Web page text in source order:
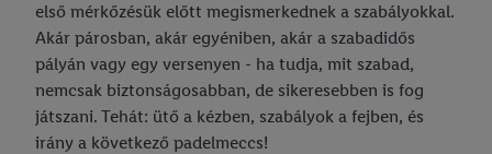
első mérkőzésük előtt megismerkednek a szabályokkal.
Akár párosban, akár egyéniben, akár a szabadidős
pályán vagy egy versenyen - ha tudja, mit szabad,
nemcsak biztonságosabban, de sikeresebben is fog
játszani. Tehát: ütő a kézben, szabályok a fejben, és
irány a következő padelmeccs!